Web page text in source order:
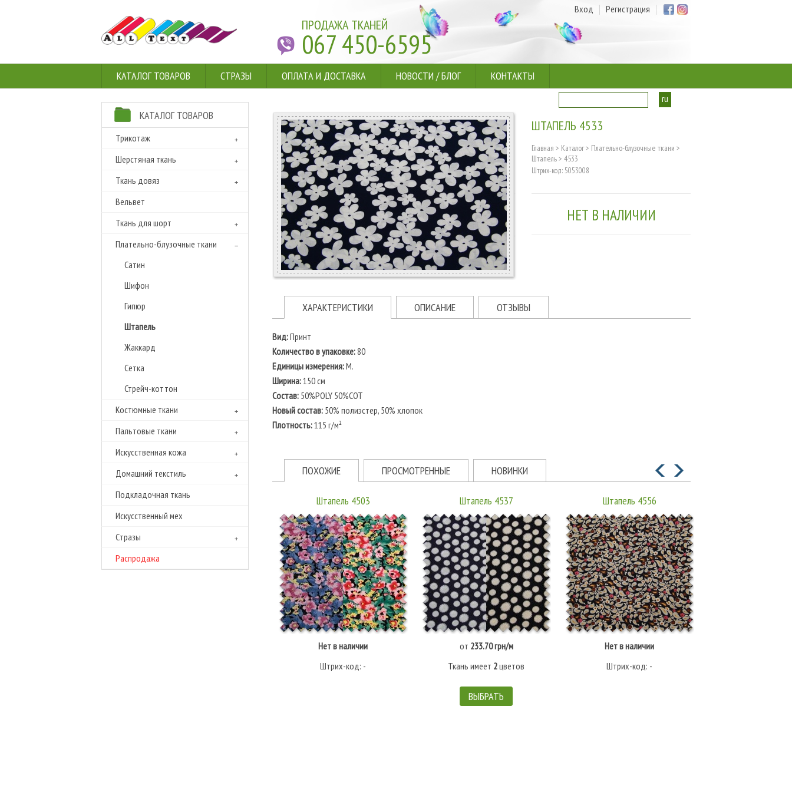
ПРОДАЖА ТКАНЕЙ
067 450-6595
Вход Регистрация
КАТАЛОГ ТОВАРОВ СТРАЗЫ ОПЛАТА И ДОСТАВКА НОВОСТИ /БЛОГ КОНТАКТЫ
ru
КАТАЛОГ ТОВАРОВ
Трикотаж
Шерстяная ткань
Ткань довяз
Вельвет
Ткань для шорт
Плательно-блузочные ткани
Сатин
Шифон
Гипюр
Штапель
Жаккард
Сетка
Стрейч-коттон
Костюмные ткани
Пальтовые ткани
Искусственная кожа
Домашний текстиль
Подкладочная ткань
Искусственный мех
Cтразы
Распродажа
ШТАПЕЛЬ 4533
Главная > Каталог> Плательно-блузочные ткани >
Штапель> 4533
Штрих-код: 5053008
НЕТ В НАЛИЧИИ
ХАРАКТЕРИСТИКИ ОПИСАНИЕ ОТЗЫВЫ
Вид:Принт
Количество в упаковке:80
Единицы измерения:М.
Ширина:150 см
Состав: 50%POLY 50%COT
Новый состав: 50% полиэстер, 50% хлопок
Плотность:115 г/м²
ПОХОЖИЕ ПРОСМОТРЕННЫЕ НОВИНКИ
Штапель 4503
Нет в наличии
Штрих-код: -
Штапель 4537
от 233.70 грн/м
Ткань имеет 2цветов
ВЫБРАТЬ
Штапель 4556
Нет в наличии
Штрих-код: -